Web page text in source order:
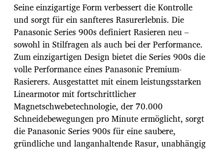
Seine einzigartige Form verbessert die Kontrolle
und sorgt für ein sanfteres Rasurerlebnis. Die
Panasonic Series 900s definiert Rasieren neu –
sowohl in Stilfragen als auch bei der Performance.
Zum einzigartigen Design bietet die Series 900s die
volle Performance eines Panasonic Premium-
Rasierers. Ausgestattet mit einem leistungsstarken
Linearmotor mit fortschrittlicher
Magnetschwebetechnologie, der 70.000
Schneidebewegungen pro Minute ermöglicht, sorgt
die Panasonic Series 900s für eine saubere,
gründliche und langanhaltende Rasur, unabhängig